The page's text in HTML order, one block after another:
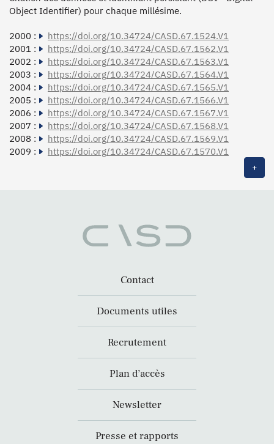
Object Identifier) pour chaque millésime.
2000 :
https://doi.org/10.34724/CASD.67.1524.V1
2001 :
https://doi.org/10.34724/CASD.67.1562.V1
2002 :
https://doi.org/10.34724/CASD.67.1563.V1
2003 :
https://doi.org/10.34724/CASD.67.1564.V1
2004 :
https://doi.org/10.34724/CASD.67.1565.V1
2005 :
https://doi.org/10.34724/CASD.67.1566.V1
2006 :
https://doi.org/10.34724/CASD.67.1567.V1
2007 :
https://doi.org/10.34724/CASD.67.1568.V1
2008 :
https://doi.org/10.34724/CASD.67.1569.V1
2009 :
https://doi.org/10.34724/CASD.67.1570.V1
+
Contact
Documents utiles
Recrutement
Plan d’accès
Newsletter
Presse et rapports